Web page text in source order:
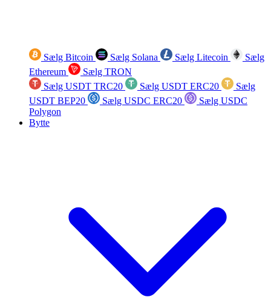
Sælg Bitcoin Sælg Solana Sælg Litecoin
Sælg
Ethereum
Sælg TRON
Sælg USDT TRC20
Sælg USDT ERC20
Sælg
USDT BEP20
Sælg USDC ERC20
Sælg USDC
Polygon
Bytte